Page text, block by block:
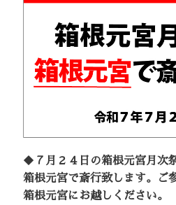
◆ ７月２４日の箱根元宮月次
箱根元宮で斎行致します。ご
箱根元宮にお越しください。